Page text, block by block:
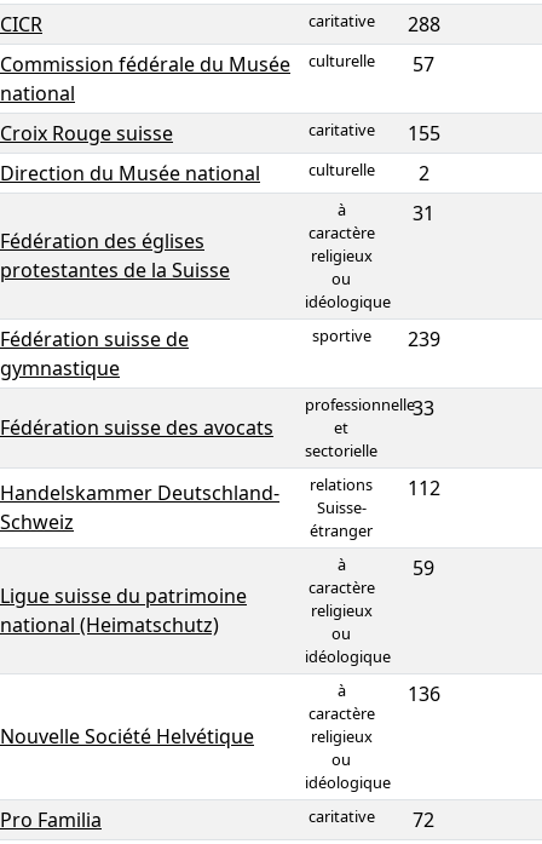
CICR
caritative
288
Commission fédérale du Musée
national
culturelle 57
Croix Rouge suisse caritative
155
Direction du Musée national
culturelle 2
Fédération des églises
protestantes de la Suisse
à
caractère
religieux
ou
idéologique
31
Fédération suisse de
gymnastique
sportive 239
Fédération suisse des avocats
professionnelle
et
sectorielle
33
Handelskammer Deutschland-
Schweiz
relations
Suisse-
étranger
112
Ligue suisse du patrimoine
national (Heimatschutz)
à
caractère
religieux
ou
idéologique
59
Nouvelle Société Helvétique
à
caractère
religieux
ou
idéologique
136
Pro Familia caritative
72